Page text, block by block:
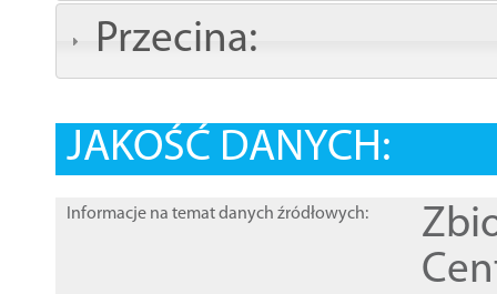
Przecina:
JAKOŚĆ DANYCH:
Informacje na temat danych źródłowych: